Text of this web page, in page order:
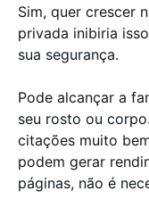
Sim, quer crescer
privada inibiria
sua segurança.
Pode alcançar a
seu rosto ou
citações muito
podem gerar
páginas, não é